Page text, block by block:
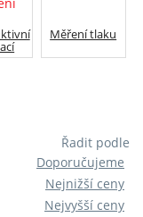
Měření tlaku
Řadit podle
Doporučujeme
Nejnižší ceny
Nejvyšší ceny